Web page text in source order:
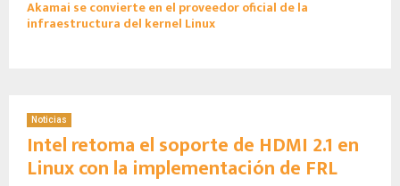
Akamai se convierte en el proveedor oficial de la
infraestructura del kernel Linux
Noticias
Intel retoma el soporte de HDMI 2.1 en
Linux con la implementación de FRL